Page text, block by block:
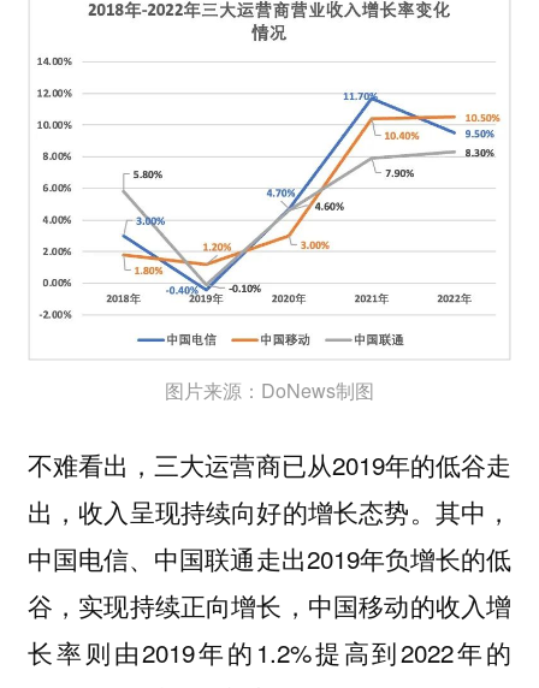
图片来源：DoNews制图
不难看出，三大运营商已从2019年的低谷走
出，收入呈现持续向好的增长态势。其中，
中国电信、中国联通走出2019年负增长的低
谷，实现持续正向增长，中国移动的收入增
长率则由2019年的1.2%提高到2022年的